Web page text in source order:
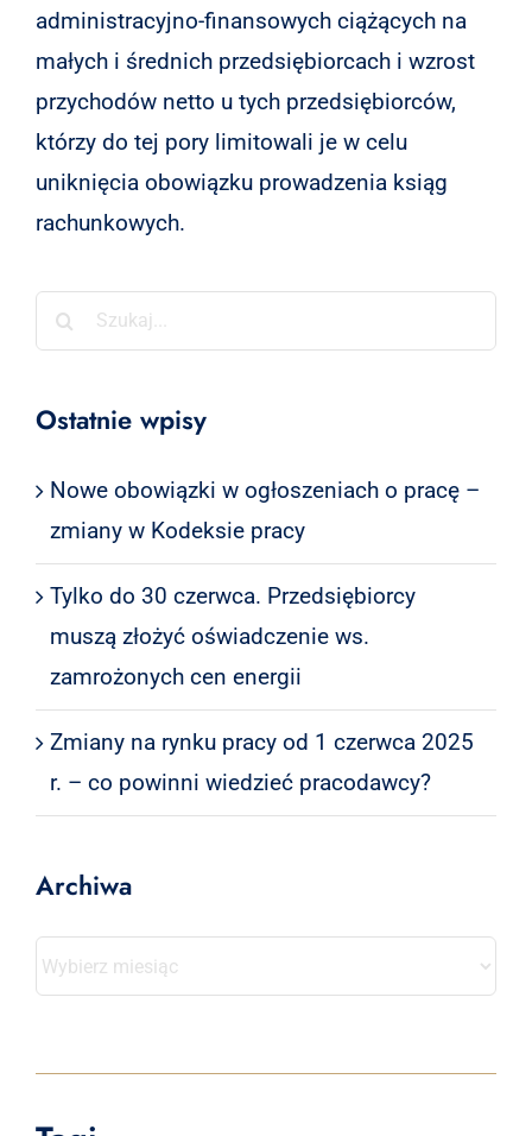
administracyjno-finansowych ciążących na
małych i średnich przedsiębiorcach i wzrost
przychodów netto u tych przedsiębiorców,
którzy do tej pory limitowali je w celu
uniknięcia obowiązku prowadzenia ksiąg
rachunkowych.
Szukaj
Ostatnie wpisy
Nowe obowiązki w ogłoszeniach o pracę –
zmiany w Kodeksie pracy
Tylko do 30 czerwca. Przedsiębiorcy
muszą złożyć oświadczenie ws.
zamrożonych cen energii
Zmiany na rynku pracy od 1 czerwca 2025
r. – co powinni wiedzieć pracodawcy?
Archiwa
Archiwa